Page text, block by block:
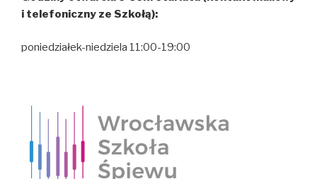
i telefoniczny ze Szkołą):
poniedziałek-niedziela 11:00-19:00